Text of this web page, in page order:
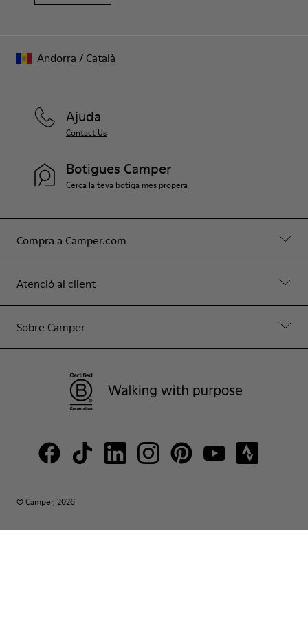
Compra a Camper.com
Atenció al client
Sobre Camper
Ajuda
Contact Us
Botigues Camper
Cerca la teva botiga més propera
© Camper, 2026
Andorra / Català